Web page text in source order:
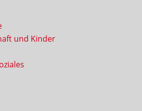
und Kinder